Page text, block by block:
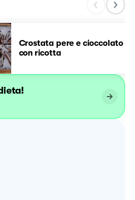
Crostata pere e cioccolato
con ricotta